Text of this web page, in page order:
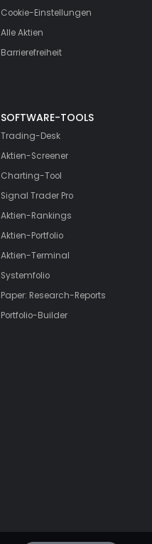
Cookie-Einstellungen
Alle Aktien
Barrierefreiheit
SOFTWARE-TOOLS
Trading-Desk
Aktien-Screener
Charting-Tool
Signal Trader Pro
Aktien-Rankings
Aktien-Portfolio
Aktien-Terminal
Systemfolio
Paper: Research-Reports
Portfolio-Builder